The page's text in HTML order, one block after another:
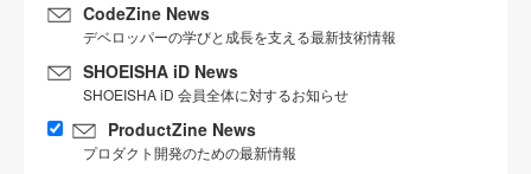
CodeZine News
デベロッパーの学びと成長を支える最新技術情報
SHOEISHA iD News
SHOEISHA iD 会員全体に対するお知らせ
ProductZine News
プロダクト開発のための最新情報